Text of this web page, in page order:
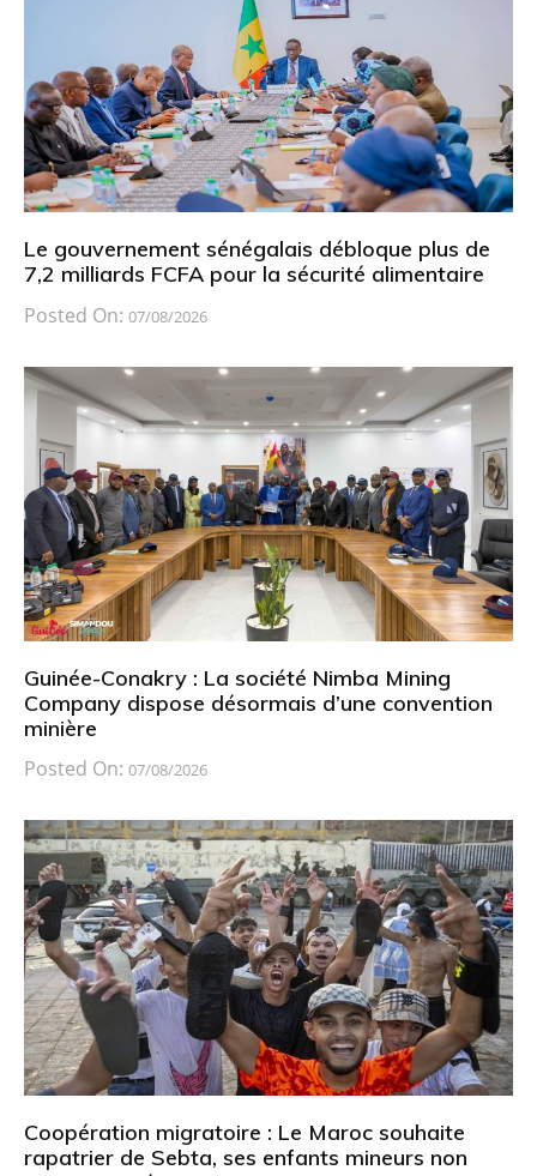
Le gouvernement sénégalais débloque plus de
7,2 milliards FCFA pour la sécurité alimentaire
Posted On: 07/08/2026
Guinée-Conakry : La société Nimba Mining
Company dispose désormais d’une convention
minière
Posted On: 07/08/2026
Coopération migratoire : Le Maroc souhaite
rapatrier de Sebta, ses enfants mineurs non